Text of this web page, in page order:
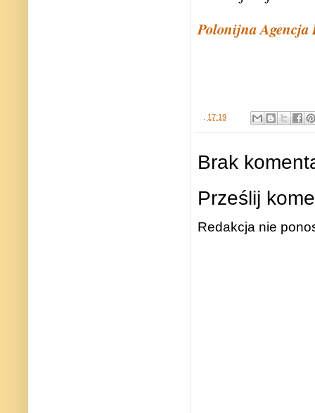
Polonijna
17:19
Brak
Prześlij
Redakcja nie